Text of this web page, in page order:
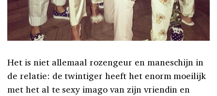
Het is niet allemaal rozengeur en maneschijn in
de relatie: de twintiger heeft het enorm moeilijk
met het al te sexy imago van zijn vriendin en